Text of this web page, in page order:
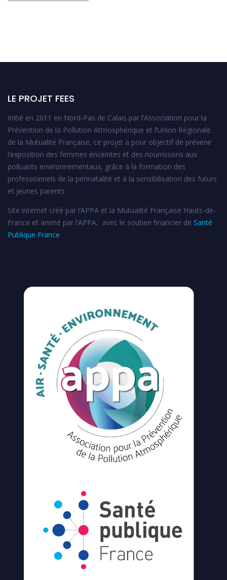
LE PROJET FEES
Initié en 2011 en Nord-Pas de Calais par l’Association pour la
Prévention de la Pollution Atmosphérique et l’Union Régionale
de la Mutualité Française, ce projet a pour objectif de prévenir
l’exposition des femmes enceintes et des nourrissons aux
polluants environnementaux, grâce à la formation des
professionnels de la périnatalité et à la sensibilisation des futurs
et jeunes parents
Site internet créé par l’APPA et la Mutualité Française Hauts-de-
France et animé par l’APPA, avec le soutien financier de Santé
Publique France